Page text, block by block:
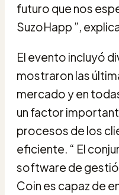
futuro que nos
SuzoHapp ”,
El evento incluyó
mostraron las
mercado y en
un factor
procesos de los
eficiente. “ El
software de
Coin es capaz de